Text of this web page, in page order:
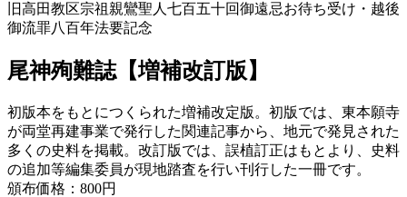
旧高田教区宗祖親鸞聖人 七百五十回御遠忌お待ち受け・ 越後
御流罪八百年法要記念
尾神殉難誌【増補改訂版】
初版本をもとにつくられた増補改定版。初版では、東本願寺
が両堂再建事業で発行した関連記事から、地元で発見された
多くの史料を掲載。改訂版では、誤植訂正はもとより、史料
の追加等編集委員が現地踏査を行い刊行した一冊です。
頒布価格：800円